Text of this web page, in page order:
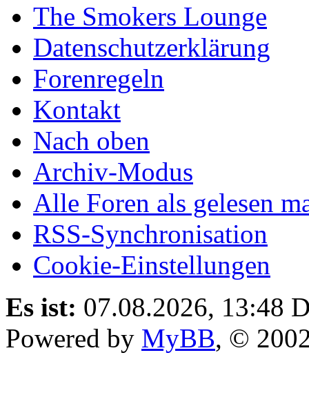
The Smokers Lounge
Datenschutzerklärung
Forenregeln
Kontakt
Nach oben
Archiv-Modus
Alle Foren als gelesen
RSS-Synchronisation
Cookie-Einstellungen
Es ist: 07.08.2026, 13:48
Powered by MyBB, ©